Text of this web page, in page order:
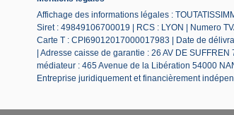
Affichage des informations légales :
Siret : 49849106700019 | RCS : LYON | Numero
Carte T : CPI69012017000017983 | Date de
| Adresse caisse de garantie : 26 AV DE
médiateur : 465 Avenue de la Libération 54000
Entreprise juridiquement et financièrement